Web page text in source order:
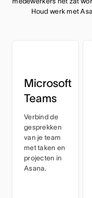
Houd werk met
Microsoft
Teams
Verbind de
gesprekken
van je team
met taken en
projecten in
Asana.